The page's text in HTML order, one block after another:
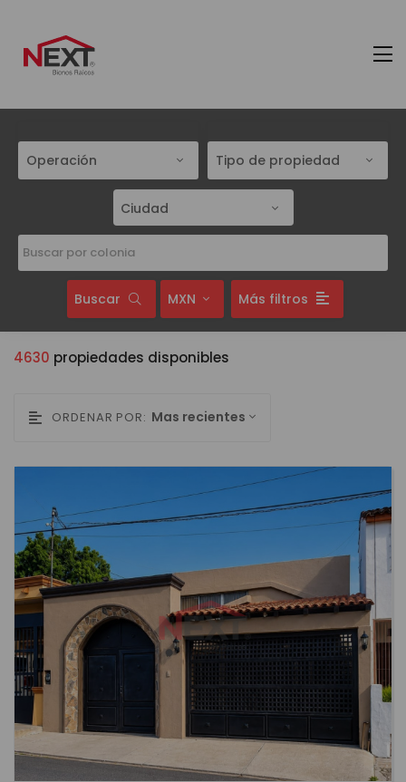
Operación Tipo de propiedad
Ciudad
Buscar MXN Más filtros
4630 propiedades disponibles
ORDENAR POR: Mas recientes